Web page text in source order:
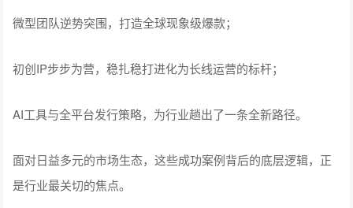
微型团队逆势突围，打造全球现象级爆款；
初创IP步步为营，稳扎稳打进化为长线运营的标杆；
AI工具与全平台发行策略，为行业趟出了一条全新路径。
面对日益多元的市场生态，这些成功案例背后的底层逻辑，正
是行业最关切的焦点。